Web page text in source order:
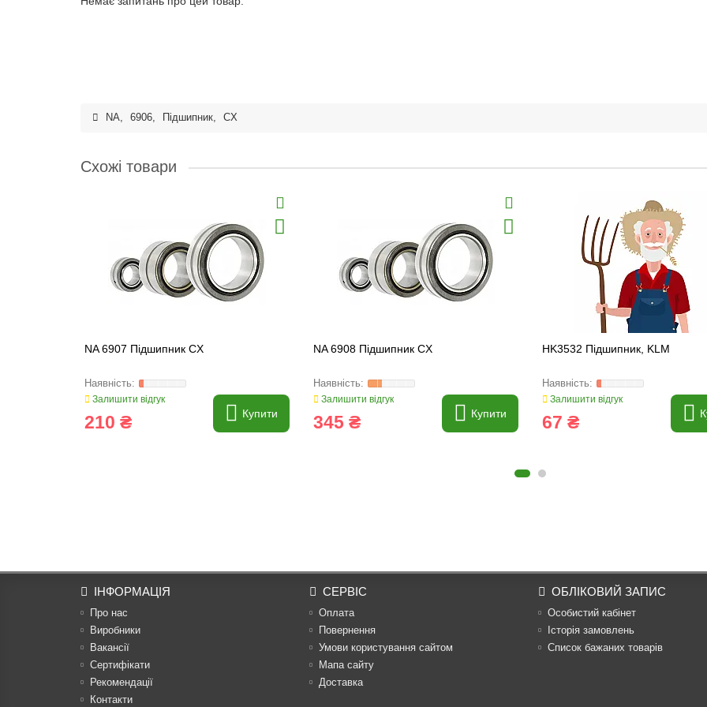
NA, 6906, Підшипник, CX
Схожі товари
NA 6907 Підшипник CX
Залишити відгук
210 ₴ Купити
NA 6908 Підшипник CX
Залишити відгук
345 ₴ Купити
HK3532 Підшипник, KLM
Залишити відгук
67 ₴
ІНФОРМАЦІЯ
Про нас
Виробники
Вакансії
Сертифікати
Рекомендації
Контакти
СЕРВІС
Оплата
Повернення
Умови користування сайтом
Мапа сайту
Доставка
ОБЛІКОВИЙ ЗАПИС
Особистий кабінет
Історія замовлень
Список бажаних товарів